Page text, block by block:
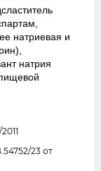
натриевая и
натрия
23 от